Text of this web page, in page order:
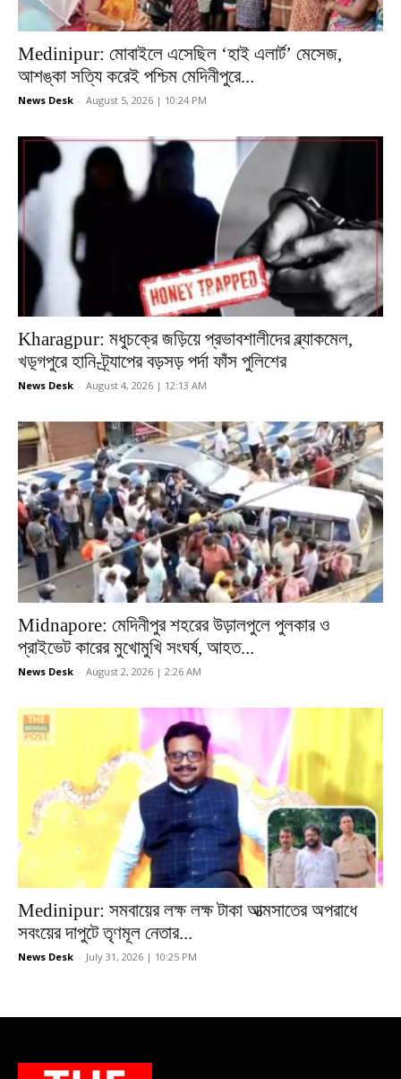
Medinipur: মোবাইলে এসেছিল ‘হাই এলার্ট’ মেসেজ,
আশঙ্কা সত্যি করেই পশ্চিম মেদিনীপুরে...
News Desk - August 5, 2026 | 10:24 PM
Kharagpur: মধুচক্রে জড়িয়ে প্রভাবশালীদের ব্ল্যাকমেল,
খড়্গপুরে হানি-ট্র্যাপের বড়সড় পর্দা ফাঁস পুলিশের
News Desk - August 4, 2026 | 12:13 AM
Midnapore: মেদিনীপুর শহরের উড়ালপুলে পুলকার ও
প্রাইভেট কারের মুখোমুখি সংঘর্ষ, আহত...
News Desk - August 2, 2026 | 2:26 AM
Medinipur: সমবায়ের লক্ষ লক্ষ টাকা আত্মসাতের অপরাধে
সবংয়ের দাপুটে তৃণমূল নেতার...
News Desk - July 31, 2026 | 10:25 PM